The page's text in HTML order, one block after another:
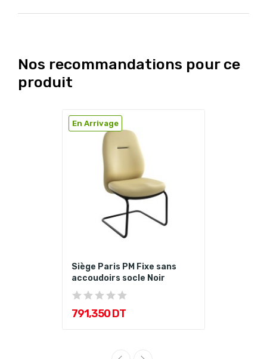
Nos recommandations pour ce
produit
En Arrivage
Siège Paris PM Fixe sans
accoudoirs socle Noir
791,350 DT